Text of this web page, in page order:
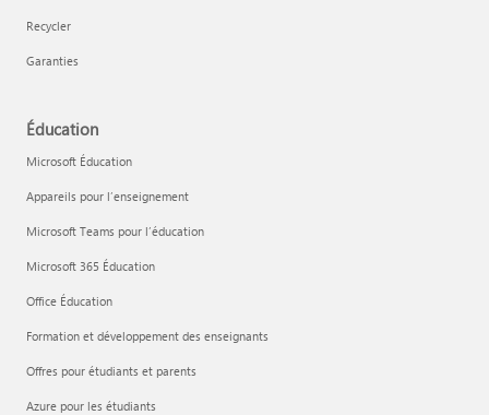
Recycler
Garanties
Éducation
Microsoft Éducation
Appareils pour l’enseignement
Microsoft Teams pour l’éducation
Microsoft 365 Éducation
Office Éducation
Formation et développement des enseignants
Offres pour étudiants et parents
Azure pour les étudiants